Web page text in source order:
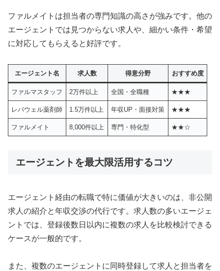
ファルメイトは担当者の専門知識の高さが強みです。他の
エージェントでは見つからない求人や、細かい条件・希望
に対応してもらえると好評です。
エージェント名 求人数 得意分野 おすすめ度
ファルマスタッフ 2万件以上 全国・全職種 ★★★
レバウェル薬剤師 1.5万件以上 年収UP・面接対策 ★★★
ファルメイト 8,000件以上 専門・特化型 ★★☆
エージェントを最大限活用するコツ
エージェント経由の転職で特に価値が大きいのは、非公開
求人の紹介と年収交渉の代行です。求人数の多いエージェ
ントでは、登録後数日以内に複数の求人を比較検討できる
ケースが一般的です。
また、複数のエージェントに同時登録して求人と担当者を